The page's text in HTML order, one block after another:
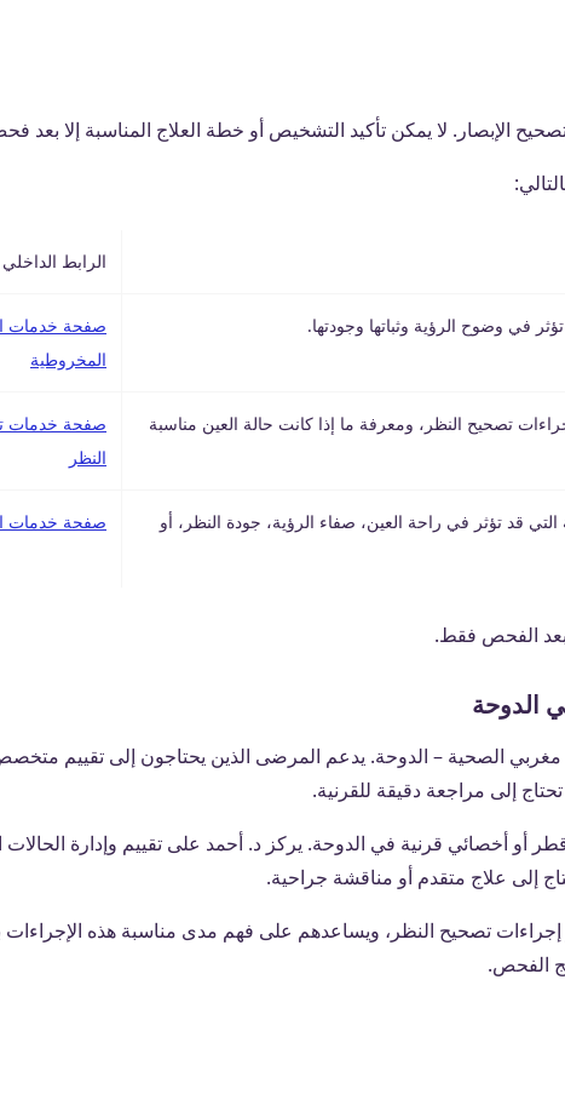
الإبصار. لا يمكن تأكيد التشخيص أو خطة العلاج المناسبة إلا بعد
الرابط الداخلي
في وضوح الرؤية وثباتها وجودتها.
صفحة خدمات
المخروطية
تصحيح النظر، ومعرفة ما إذا كانت حالة العين مناسبة
صفحة خدمات
النظر
قد تؤثر في راحة العين، صفاء الرؤية، جودة النظر، أو
صفحة خدمات
بعد الفحص فقط.
الدوحة
الصحية – الدوحة. يدعم المرضى الذين يحتاجون إلى تقييم متخصص
إلى مراجعة دقيقة للقرنية.
أخصائي قرنية في الدوحة. يركز د. أحمد على تقييم وإدارة الحالات
إلى علاج متقدم أو مناقشة جراحية.
إجراءات تصحيح النظر، ويساعدهم على فهم مدى مناسبة هذه
الفحص.